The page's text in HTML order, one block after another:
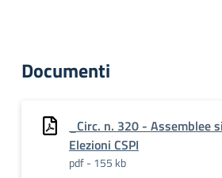
Documenti
_Circ. n. 320 - Assemblee
Elezioni CSPI
pdf - 155 kb